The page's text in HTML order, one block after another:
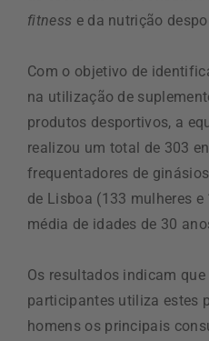
fitness e da nutrição
Com o objetivo de
na utilização de
produtos desportivos, a
realizou um total de 303
frequentadores de
de Lisboa (133 mulheres
média de idades de 30
Os resultados indicam
participantes utiliza estes
homens os principais